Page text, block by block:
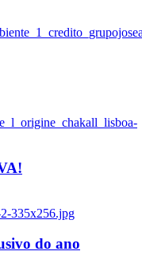
335x256.jpg
do ano